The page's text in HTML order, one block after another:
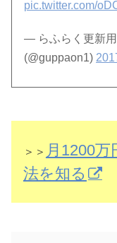
pic.twitter.com/
— らふらく更新
(@guppaon1)
＞＞ 月1200
法を知る